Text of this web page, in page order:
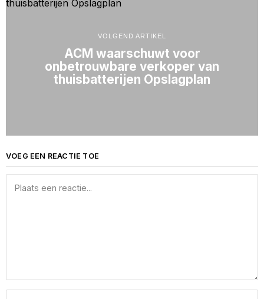
VOLGEND ARTIKEL
ACM waarschuwt voor
onbetrouwbare verkoper van
thuisbatterijen Opslagplan
VOEG EEN REACTIE TOE